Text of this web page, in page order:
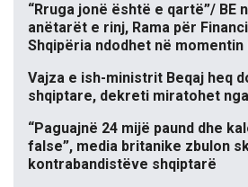
“Rruga jonë është e qartë”/ BE
anëtarët e rinj, Rama për
Shqipëria ndodhet në
Vajza e ish-ministrit Beqaj heq
shqiptare, dekreti miratohet
“Paguajnë 24 mijë paund dhe
false”, media britanike zbulon
kontrabandistëve shqiptarë